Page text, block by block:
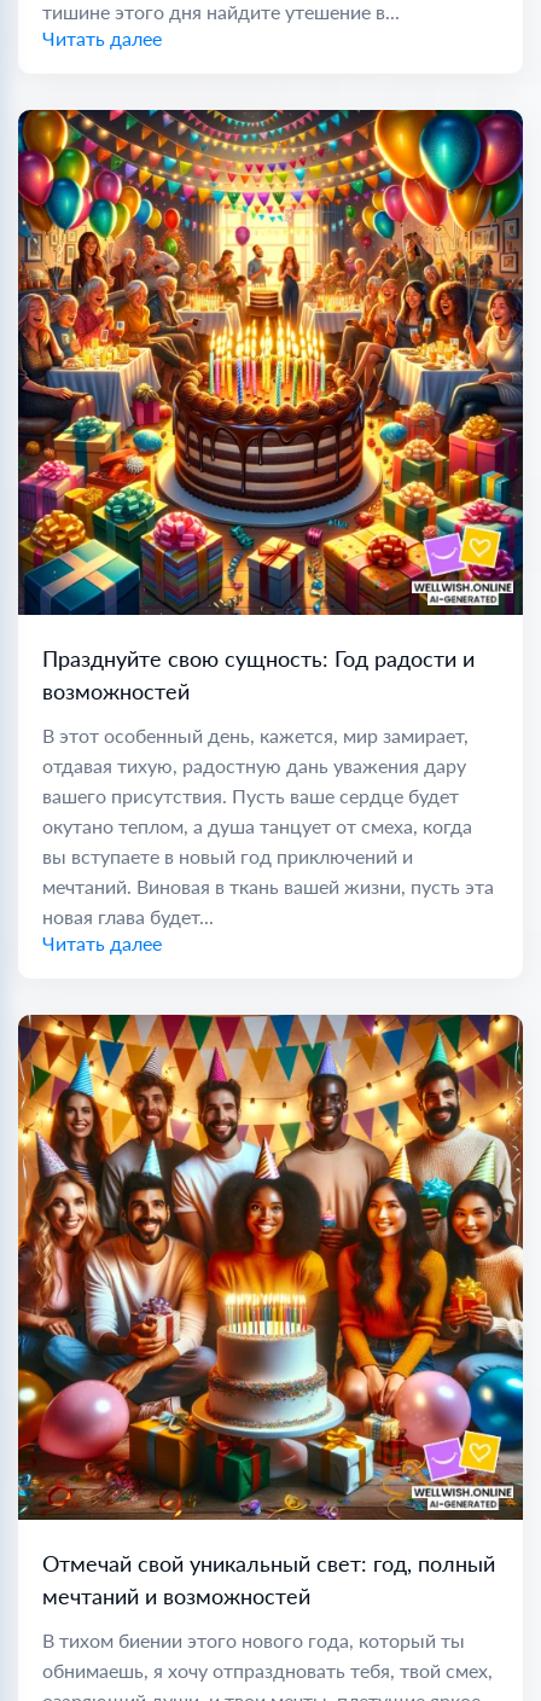
тишине этого дня найдите утешение в...
Читать далее
Празднуйте свою сущность: Год радости и
возможностей
В этот особенный день, кажется, мир замирает,
отдавая тихую, радостную дань уважения дару
вашего присутствия. Пусть ваше сердце будет
окутано теплом, а душа танцует от смеха, когда
вы вступаете в новый год приключений и
мечтаний. Виновая в ткань вашей жизни, пусть эта
новая глава будет...
Читать далее
Отмечай свой уникальный свет: год, полный
мечтаний и возможностей
В тихом биении этого нового года, который ты
обнимаешь, я хочу отпраздновать тебя, твой смех,